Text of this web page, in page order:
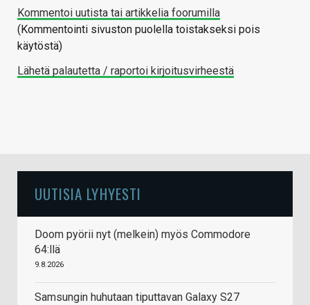
Kommentoi uutista tai artikkelia foorumilla
(Kommentointi sivuston puolella toistakseksi pois
käytöstä)
Lähetä palautetta / raportoi kirjoitusvirheestä
UUTISIA LYHYESTI
Doom pyörii nyt (melkein) myös Commodore
64:llä
9.8.2026
Samsungin huhutaan tiputtavan Galaxy S27